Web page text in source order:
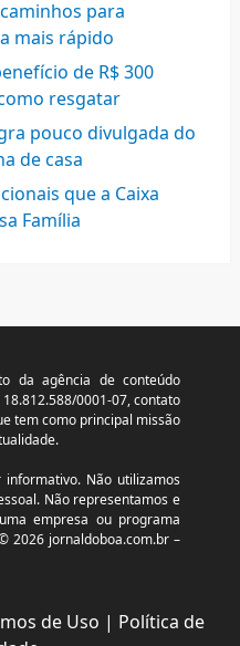
para
mais rápido
de R$ 300
resgatar
pouco divulgada do
de casa
que a Caixa
Família
da agência de conteúdo
18.812.588/0001-07, contato
tem como principal missão
Não utilizamos
Não representamos e
empresa ou programa
2026 jornaldoboa.com.br –
de Uso | Política de